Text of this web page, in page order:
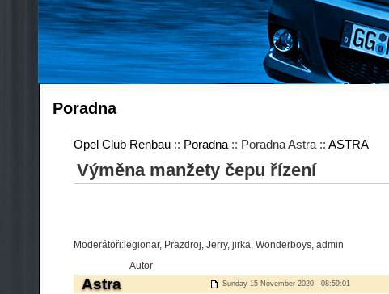
Poradna
Opel Club Renbau:: Poradna:: Poradna Astra :: ASTRA
Výměna manžety čepu řízení
Moderátoři:legionar, Prazdroj, Jerry, jirka, Wonderboys, admin
Autor
Astra Sunday 15 November 2020 - 08:59:01